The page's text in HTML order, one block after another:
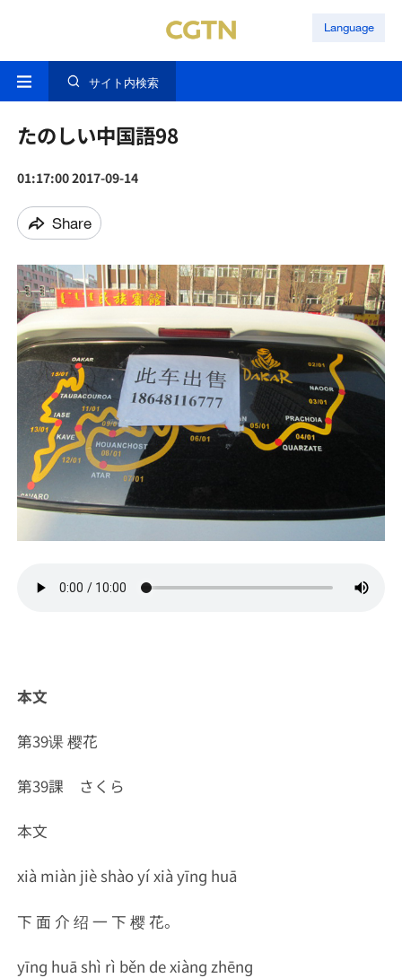
Language
サイト内検索
たのしい中国語98
01:17:00 2017-09-14
Share
本文
第39课 樱花
第39課 さくら
本文
xià miàn jiè shào yí xià yīnɡ huā
下 面 介 绍 一 下 樱 花。
yīnɡ huā shì rì běn de xiànɡ zhēnɡ